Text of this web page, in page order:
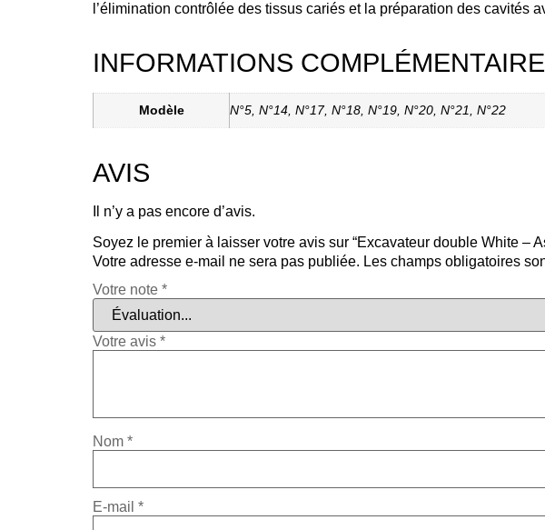
l’élimination contrôlée des tissus cariés et la préparation des cavités
INFORMATIONS
Modèle N°5, N°14, N°17, N°18, N°19, N°20, N°21, N°22
AVIS
Il n’y a pas encore d’avis.
Soyez le premier à laisser votre avis sur “Excavateur double White –
Votre adresse e-mail ne sera pas publiée. Les champs obligatoires
Votre note *
Votre avis *
Nom *
E-mail *